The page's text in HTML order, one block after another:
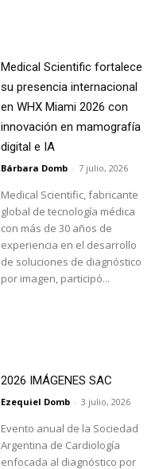
Medical Scientific fortalece
su presencia internacional
en WHX Miami 2026 con
innovación en mamografía
digital e IA
Bárbara Domb - 7 julio, 2026
Medical Scientific, fabricante
global de tecnología médica
con más de 30 años de
experiencia en el desarrollo
de soluciones de diagnóstico
por imagen, participó...
2026 IMÁGENES SAC
Ezequiel Domb - 3 julio, 2026
Evento anual de la Sociedad
Argentina de Cardiología
enfocada al diagnóstico por